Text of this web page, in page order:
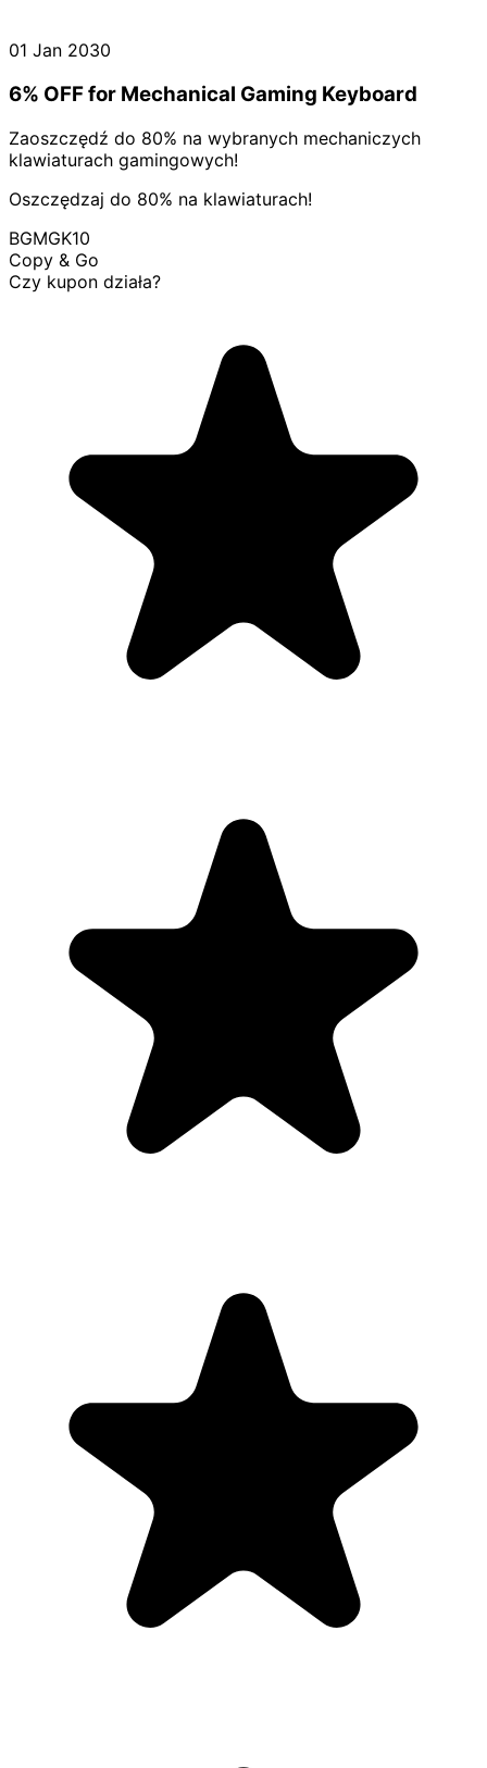
01 Jan 2030
6% OFF for Mechanical Gaming Keyboard
Zaoszczędź do 80% na wybranych mechaniczych
klawiaturach gamingowych!
Oszczędzaj do 80% na klawiaturach!
BGMGK10
Copy & Go
Czy kupon działa?